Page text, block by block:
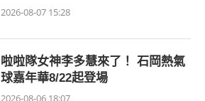
2026-08-07 15:28
啦啦隊女神李多慧來了！ 石岡熱氣
球嘉年華8/22起登場
2026-08-06 18:07